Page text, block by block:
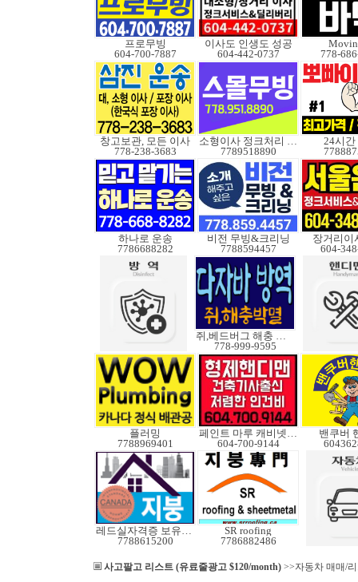
프로무빙
604-700-7887
이사도 인생도 성공
604-442-0737
778-
창고보관, 모든 이사
778-238-3683
소형이사 정크처리 무빙
7789518890
24시간
하나로 운송
7786688282
비전 무빙&크리닝
7788594457
장거리이
604-
쥐,베드버그 해충 박멸
778-999-9595
플러밍
7788969401
페인트 마루 캐비넷코팅
604-700-9144
밴쿠버
레드실자격증 보유업체
7788615200
SR roofing
7786882486
사고팔고 리스트 (유료줄광고 $120/month) >>자동차 매매/